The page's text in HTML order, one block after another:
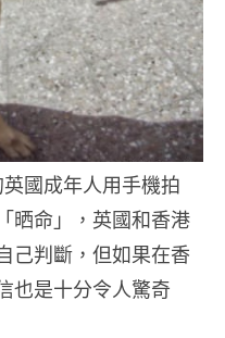
國成年人用手機拍
晒命」，英國和香港
己判斷，但如果在香
也是十分令人驚奇